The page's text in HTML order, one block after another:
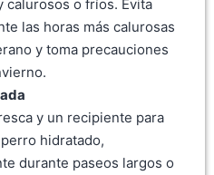
calurosos o fríos. Evita
las horas más calurosas
y toma precauciones
y un recipiente para
hidratado,
durante paseos largos o